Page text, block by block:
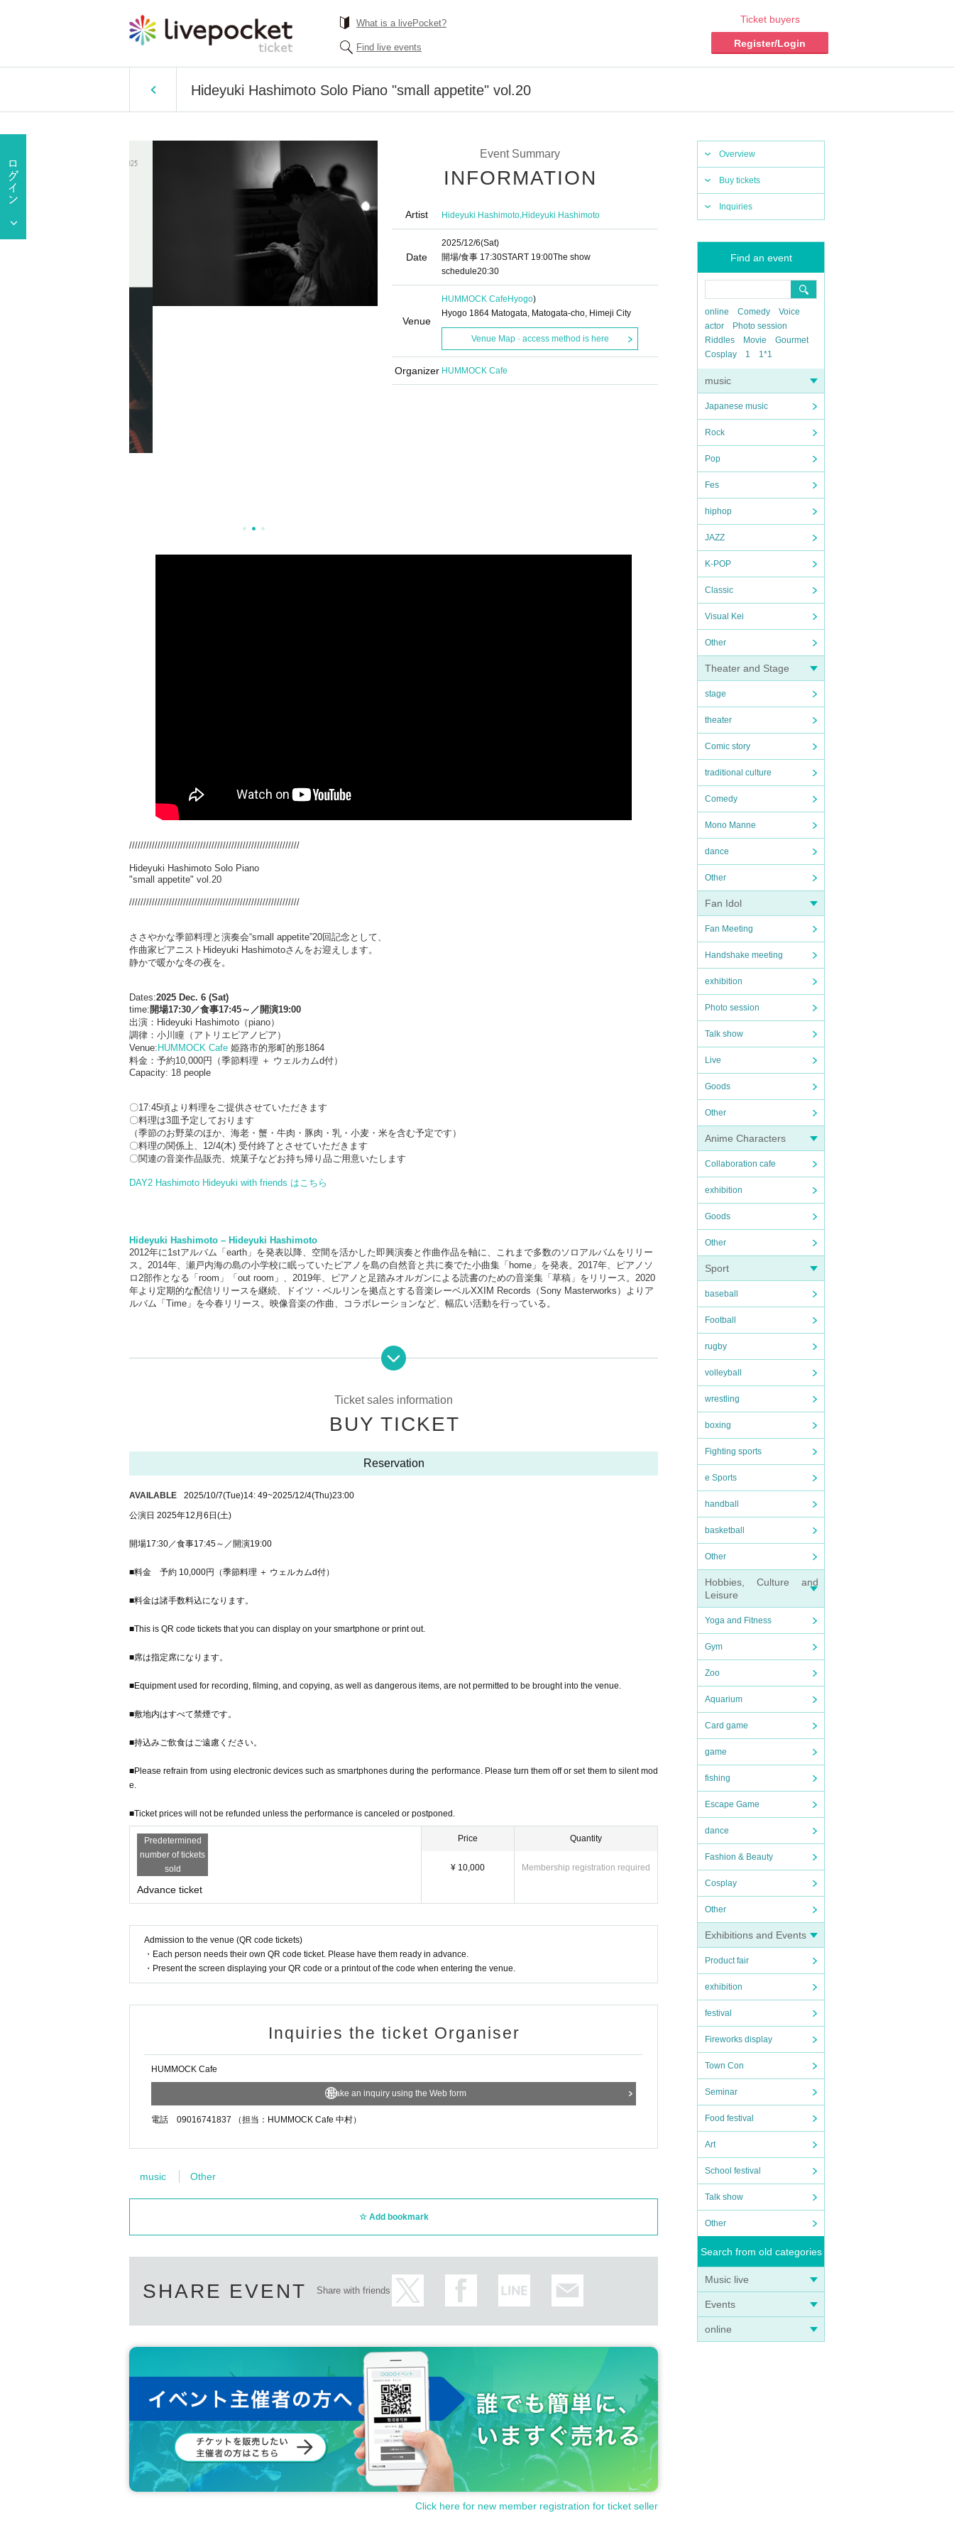
What is a livePocket?
Find live events
Ticket buyers
Register/Login
Hideyuki Hashimoto Solo Piano "small appetite" vol.20
Overview
Buy tickets
Inquiries
Find an event
online Comedy
Voice
actor
Photo session
Riddles
Movie
Gourmet
Cosplay
1 1*1
music
Japanese music
Rock
Pop
Fes
hiphop
JAZZ
K-POP
Classic
Visual Kei
Other
Theater and Stage
stage
theater
Comic story
traditional culture
Comedy
Mono Manne
dance
Other
Fan Idol
Fan Meeting
Handshake meeting
exhibition
Photo session
Talk show
Live
Goods
Other
Anime Characters
Collaboration cafe
exhibition
Goods
Other
Sport
baseball
Football
rugby
volleyball
wrestling
boxing
Fighting sports
e Sports
handball
basketball
Other
Hobbies, Culture and
Leisure
Yoga and Fitness
Gym
Zoo
Aquarium
Card game
game
fishing
Escape Game
dance
Fashion & Beauty
Cosplay
Other
Exhibitions and Events
Product fair
exhibition
festival
Fireworks display
Town Con
Seminar
Food festival
Art
School festival
Talk show
Other
Search from old categories
Music live
Events
online
Event Summary
INFORMATION
Artist Hideyuki Hashimoto,Hideyuki Hashimoto
Date
2025/12/6(Sat)
開場/食事 17:30START​ ​ 19:00The show
schedule20:30
Venue
HUMMOCK Cafe Hyogo)
Hyogo 1864 Matogata, Matogata-cho, Himeji City
Venue Map · access method is here
Organizer HUMMOCK Cafe
////////////////////////////////////////////////////////////
Hideyuki Hashimoto Solo Piano
"small appetite" vol.20
////////////////////////////////////////////////////////////
ささやかな季節料理と演奏会“small appetite”20回記念として、
作曲家ピアニストHideyuki Hashimotoさんをお迎えします。
静かで暖かな冬の夜を。
Dates:2025 Dec. 6 (Sat)
time: 開場17:30／食事17:45～／開演19:00
出演：Hideyuki Hashimoto（piano）
調律：小川瞳（アトリエピアノピア）
Venue: HUMMOCK Cafe 姫路市的形町的形1864
料金：予約10,000円（季節料理 ＋ ウェルカムd付）
Capacity: 18 people
〇17:45頃より料理をご提供させていただきます
〇料理は3皿予定しております
（季節のお野菜のほか、海老・蟹・牛肉・豚肉・乳・小麦・米を含む予定です）
〇料理の関係上、12/4(木) 受付終了とさせていただきます
〇関連の音楽作品販売、焼菓子などお持ち帰り品ご用意いたします
DAY2 Hashimoto Hideyuki with friends はこちら
Hideyuki Hashimoto – Hideyuki Hashimoto
2012年に1stアルバム「earth」を発表以降、空間を活かした即興演奏と作曲作品を軸に、これまで多数のソロアルバムをリリー
ス。2014年、瀬戸内海の島の小学校に眠っていたピアノを島の自然音と共に奏でた小曲集「home」を発表。2017年、ピアノソ
ロ2部作となる「room」「out room」、2019年、ピアノと足踏みオルガンによる読書のための音楽集「草稿」をリリース。2020
年より定期的な配信リリースを継続、ドイツ・ベルリンを拠点とする音楽レーベルXXIM Records（Sony Masterworks）よりア
ルバム「Time」を今春リリース。映像音楽の作曲、コラボレーションなど、幅広い活動を行っている。
Cooperation:si - ki
Ticket sales information
BUY TICKET
Reservation
AVAILABLE 2025/10/7(Tue)14: 49~2025/12/4(Thu)23:00
公演日 2025年12月6日(土)
開場17:30／食事17:45～／開演19:00
■料金 予約 10,000円（季節料理 ＋ ウェルカムd付）
■料金は諸手数料込になります。
■This is QR code tickets that you can display on your smartphone or print out.
■席は指定席になります。
■Equipment used for recording, filming, and copying, as well as dangerous items, are not permitted to be brought into the venue.
■敷地内はすべて禁煙です。
■持込みご飲食はご遠慮ください。
■Please refrain from using electronic devices such as smartphones during the performance. Please turn them off or set them to silent mod
e.
■Ticket prices will not be refunded unless the performance is canceled or postponed.
Predetermined
number of tickets
sold
Advance ticket
Price
¥ 10,000
Quantity
Membership registration required
Admission to the venue (QR code tickets)
・Each person needs their own QR code ticket. Please have them ready in advance.
・Present the screen displaying your QR code or a printout of the code when entering the venue.
Inquiries the ticket Organiser
HUMMOCK Cafe
Make an inquiry using the Web form
電話 09016741837 （担当：HUMMOCK Cafe 中村）
music Other
Add bookmark
SHARE EVENT Share with friends
Click here for new member registration for ticket seller